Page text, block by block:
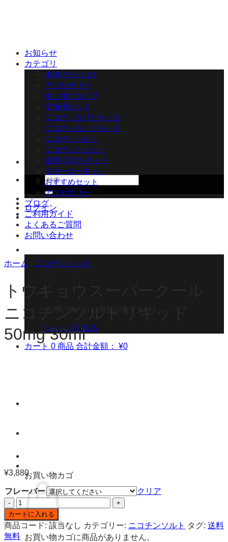
検
索
対
象:
ログイン
ショップに戻る
カート 0 商品 合計金額： ¥0
お買い物カゴ
お買い物カゴに商品がありません。
お知らせ
カテゴリ
本体(デバイス)
アクセサリー
使い捨てタイプ
交換用ポッド
ニコチン入りリキッド
ニコチンなしリキッド
ニコチンソルト
ニコチンショット
自作(DIY)リキッド
スターターキット
おすすめセット
アクセサリー
ブログ
ご利用ガイド
よくあるご質問
お問い合わせ
ホーム ニコチンソルト
トウキョウスーパークール
ニコチンソルトリキッド
50mg 30ml
¥3,880
フレーバー
クリア
ト
ウ
キ
ョ
カートに入れる
商品コード: 該当なし カテゴリー: ニコチンソルト タグ: 送料
無料